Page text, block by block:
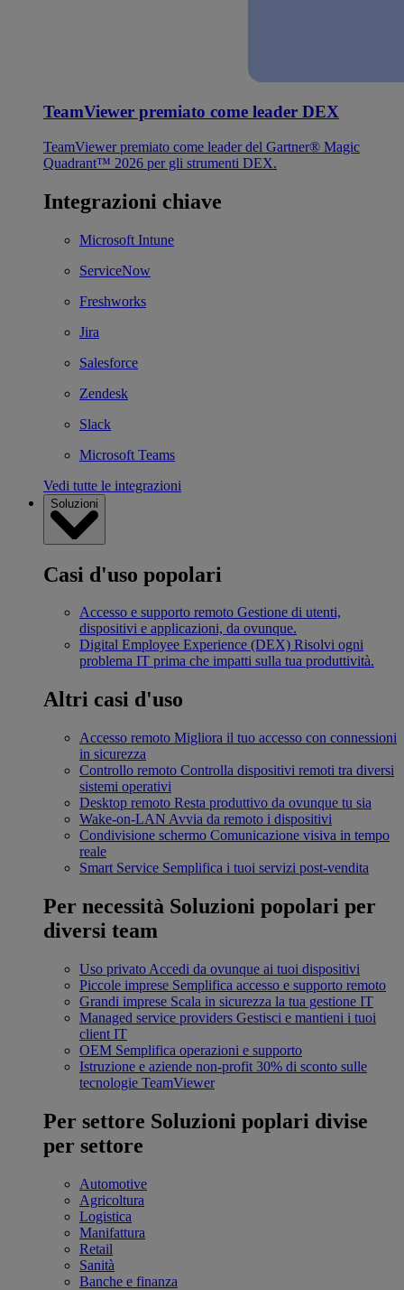
TeamViewer premiato come leader DEX
TeamViewer premiato come leader del Gartner® Magic
Quadrant™ 2026 per gli strumenti DEX.
Integrazioni chiave
Microsoft Intune
ServiceNow
Freshworks
Jira
Salesforce
Zendesk
Slack
Microsoft Teams
Vedi tutte le integrazioni
Soluzioni
Casi d'uso popolari
Accesso e supporto remoto Gestione di utenti,
dispositivi e applicazioni, da ovunque.
Digital Employee Experience (DEX) Risolvi ogni
problema IT prima che impatti sulla tua produttività.
Altri casi d'uso
Accesso remoto Migliora il tuo accesso con connessioni
in sicurezza
Controllo remoto Controlla dispositivi remoti tra diversi
sistemi operativi
Desktop remoto Resta produttivo da ovunque tu sia
Wake-on-LAN Avvia da remoto i dispositivi
Condivisione schermo Comunicazione visiva in tempo
reale
Smart Service Semplifica i tuoi servizi post-vendita
Per necessità Soluzioni popolari per
diversi team
Uso privato Accedi da ovunque ai tuoi dispositivi
Piccole imprese Semplifica accesso e supporto remoto
Grandi imprese Scala in sicurezza la tua gestione IT
Managed service providers Gestisci e mantieni i tuoi
client IT
OEM Semplifica operazioni e supporto
Istruzione e aziende non-profit 30% di sconto sulle
tecnologie TeamViewer
Per settore Soluzioni poplari divise
per settore
Automotive
Agricoltura
Logistica
Manifattura
Retail
Sanità
Banche e finanza